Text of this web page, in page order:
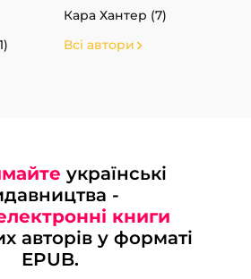
Кара Хантер (7)
Всі автори
українські
-
книги
авторів у форматі
EPUB.